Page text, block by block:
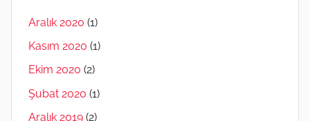
Aralık 2020 (1)
Kasım 2020 (1)
Ekim 2020 (2)
Şubat 2020 (1)
Aralık 2019 (2)